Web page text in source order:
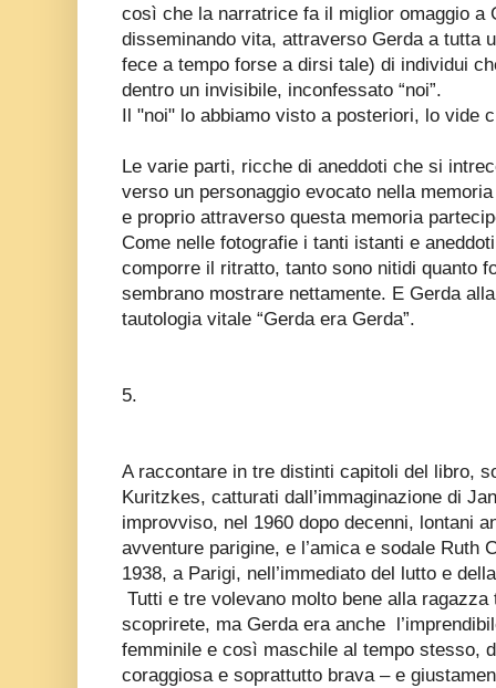
così che la narratrice fa il miglior omaggio a
disseminando vita, attraverso Gerda a tutta
fece a tempo forse a dirsi tale) di individui
dentro un invisibile, inconfessato “noi”.
Il "noi" lo abbiamo visto a posteriori, lo vide
Le varie parti, ricche di aneddoti che si
verso un personaggio evocato nella
e proprio attraverso questa memoria
Come nelle fotografie i tanti istanti e
comporre il ritratto, tanto sono nitidi quanto
sembrano mostrare nettamente. E Gerda
tautologia vitale “Gerda era Gerda”.
5.
A raccontare in tre distinti capitoli del libro,
Kuritzkes, catturati dall’immaginazione di
improvviso, nel 1960 dopo decenni, lontani
avventure parigine, e l’amica e sodale Ruth
1938, a Parigi, nell’immediato del lutto e
Tutti e tre volevano molto bene alla
scoprirete, ma Gerda era anche
femminile e così maschile al tempo stesso,
coraggiosa e soprattutto brava – e